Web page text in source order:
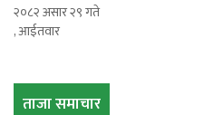
२०८२ असार २९ गते
, आईतवार
ताजा समाचार